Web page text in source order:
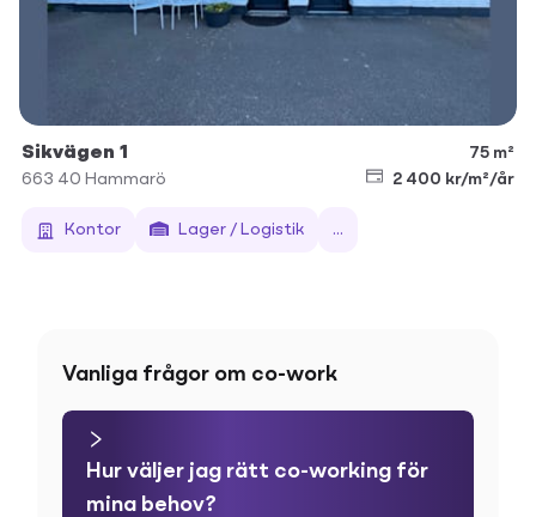
Sikvägen 1
75 m²
663 40 Hammarö 2 400 kr/m²/år
Kontor Lager / Logistik ...
Vanliga frågor om co-work
Hur väljer jag rätt co-working för
mina behov?